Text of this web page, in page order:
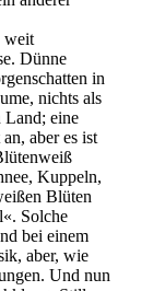
weit
Dünne
in
nichts als
Land; eine
aber es ist
Kuppeln,
Blüten
Solche
bei einem
aber, wie
Und nun